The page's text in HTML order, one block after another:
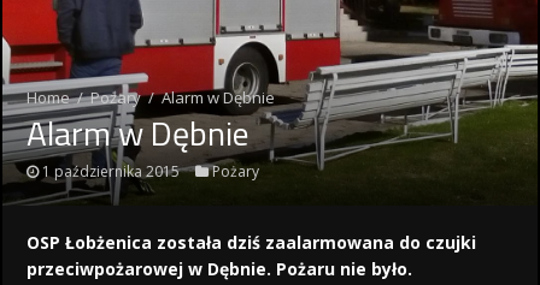
Home / Pożary / Alarm w Dębnie
Alarm w Dębnie
1 października 2015 Pożary
OSP Łobżenica została dziś zaalarmowana do czujki
przeciwpożarowej w Dębnie. Pożaru nie było.